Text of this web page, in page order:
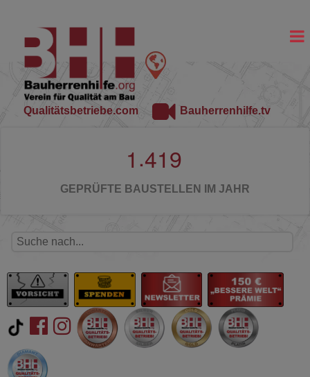
Qualitätsbetriebe.com Bauherrenhilfe.tv
1 .419
GEPRÜFTE BAUSTELLEN IM JAHR